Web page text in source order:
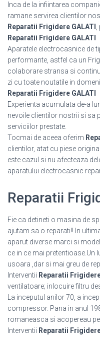
Inca de la infiintarea
ramane servirea clientilor
Reparatii Frigidere GALATI
Reparatii Frigidere GALATI
Aparatele electrocasnice de
performante, astfel ca un
colaborare stransa si
zi cu toate noutatile in
Reparatii Frigidere GALATI
Experienta acumulata de-a
nevoile clientilor nostrii si sa
serviciilor prestate.
Tocmai de aceea oferim
clientilor, atat cu piese
este cazul si nu afecteaza
aparatului electrocasnic
Reparatii
Fie ca detineti o masina de
ajutam sa o reparati!! In
aparut diverse marci si
ce in ce mai pretentioase.Un
usoara ,dar si mai greu de
Interventii Reparatii Frigidere
ventilatoare; inlocuire filtru
La inceputul anilor 70, a
compressor. Pana in anul
romaneasca si acopereau
Interventii Reparatii Frigidere